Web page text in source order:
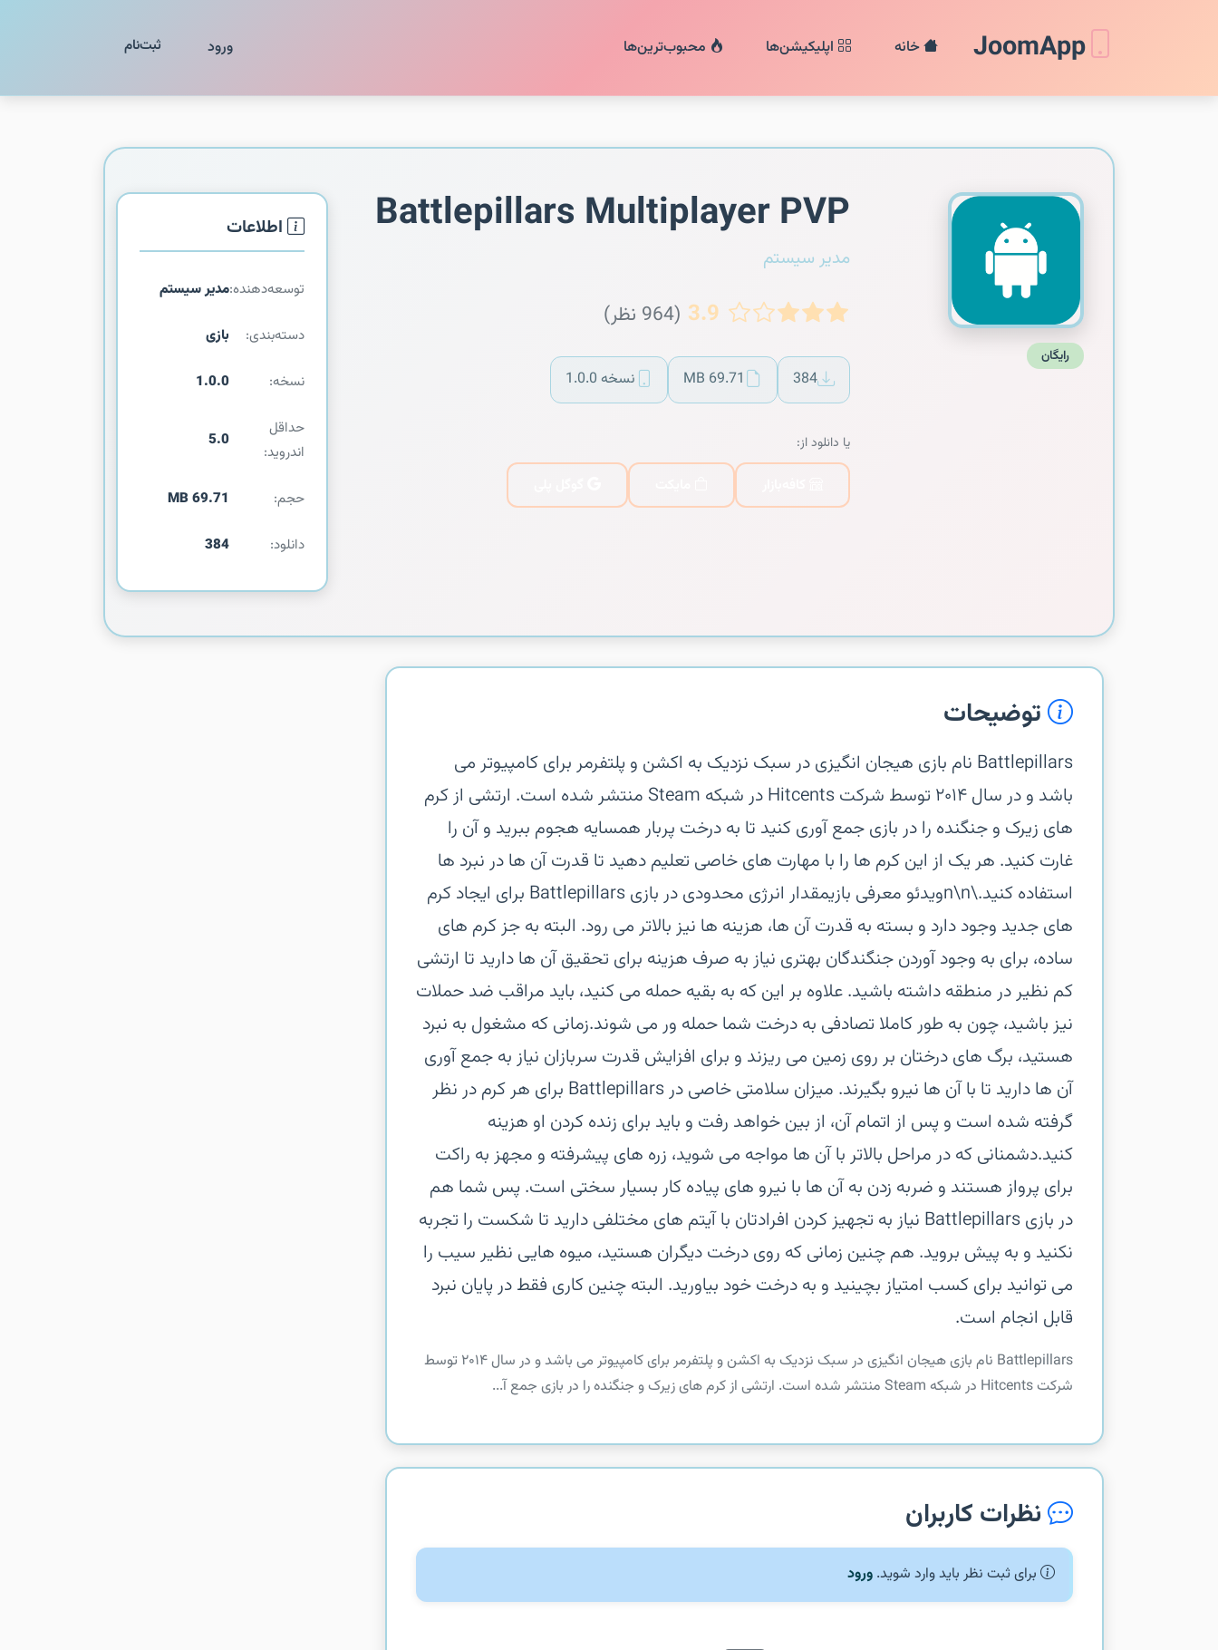
JoomApp خانه اپلیکیشن‌ها محبوب‌ترین‌ها ورود ثبت‌نام
رایگان
Battlepillars Multiplayer PVP
مدیر سیستم
3.9 (964 نظر)
384
69.71 MB نسخه 1.0.0
یا دانلود از:
اطلاعات
توسعه‌دهنده:مدیر سیستم
دسته‌بندی: بازی
نسخه: 1.0.0
حداقل
اندروید:
5.0
حجم: 69.71 MB
دانلود: 384
توضیحات
‏‏Battlepillars نام بازی هیجان انگیزی در سبک نزدیک به اکشن و پلتفرمر برای کامپیوتر می
باشد و در سال ۲۰۱۴ توسط شرکت Hitcents در شبکه Steam منتشر شده است. ارتشی از کرم
های زیرک و جنگنده را در بازی جمع آوری کنید تا به درخت پربار همسایه هجوم ببرید و آن را
غارت کنید. هر یک از این کرم ها را با مهارت های خاصی تعلیم دهید تا قدرت آن ها در نبرد ها
استفاده کنید.\n\nویدئو معرفی بازی‏مقدار انرژی محدودی در بازی Battlepillars برای ایجاد کرم
های جدید وجود دارد و بسته به قدرت آن ها، هزینه ها نیز بالاتر می رود. البته به جز کرم های
ساده، برای به وجود آوردن جنگندگان بهتری نیاز به صرف هزینه برای تحقیق آن ها دارید تا ارتشی
کم نظیر در منطقه داشته باشید. علاوه بر این که به بقیه حمله می کنید، باید مراقب ضد حملات
نیز باشید، چون به طور کاملا تصادفی به درخت شما حمله ور می شوند.‏زمانی که مشغول به نبرد
هستید، برگ های درختان بر روی زمین می ریزند و برای افزایش قدرت سربازان نیاز به جمع آوری
آن ها دارید تا با آن ها نیرو بگیرند. میزان سلامتی خاصی در Battlepillars برای هر کرم در نظر
گرفته شده است و پس از اتمام آن، از بین خواهد رفت و باید برای زنده کردن او هزینه
کنید.‏دشمنانی که در مراحل بالاتر با آن ها مواجه می شوید، زره های پیشرفته و مجهز به راکت
برای پرواز هستند و ضربه زدن به آن ها با نیرو های پیاده کار بسیار سختی است. پس شما هم
در بازی Battlepillars نیاز به تجهیز کردن افرادتان با آیتم های مختلفی دارید تا شکست را تجربه
نکنید و به پیش بروید. هم چنین زمانی که روی درخت دیگران هستید، میوه هایی نظیر سیب را
می توانید برای کسب امتیاز بچینید و به درخت خود بیاورید. البته چنین کاری فقط در پایان نبرد
قابل انجام است.
‏‏Battlepillars نام بازی هیجان انگیزی در سبک نزدیک به اکشن و پلتفرمر برای کامپیوتر می باشد و در سال ۲۰۱۴ توسط
شرکت Hitcents در شبکه Steam منتشر شده است. ارتشی از کرم های زیرک و جنگنده را در بازی جمع آ...
نظرات کاربران
برای ثبت نظر باید وارد شوید. ورود